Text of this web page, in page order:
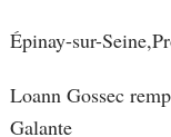
Épinay-sur-
Loann Gossec
Galante